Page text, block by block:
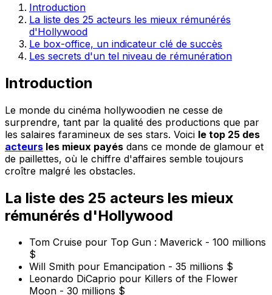
Introduction
La liste des 25 acteurs les mieux rémunérés
d'Hollywood
Le box-office, un indicateur clé de succès
Les secrets d'un tel niveau de rémunération
Introduction
Le monde du cinéma hollywoodien ne cesse de
surprendre, tant par la qualité des productions que par
les salaires faramineux de ses stars. Voici le top 25 des
acteurs les mieux payés dans ce monde de glamour et
de paillettes, où le chiffre d'affaires semble toujours
croître malgré les obstacles.
La liste des 25 acteurs les mieux
rémunérés d'Hollywood
Tom Cruise pour Top Gun : Maverick - 100 millions
$
Will Smith pour Emancipation - 35 millions $
Leonardo DiCaprio pour Killers of the Flower
Moon - 30 millions $